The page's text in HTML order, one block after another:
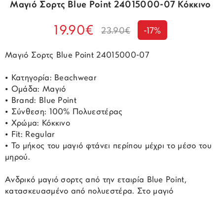
Μαγιό Σορτς Blue Point 24015000-07 Κόκκινο
19.90€ 23.90€ -17%
Μαγιό Σορτς Blue Point 24015000-07
• Κατηγορία: Beachwear
• Ομάδα: Μαγιό
• Brand: Blue Point
• Σύνθεση: 100% Πολυεστέρας
• Χρώμα: Κόκκινο
• Fit: Regular
• Το μήκος του μαγιό φτάνει περίπου μέχρι το μέσο του
μηρού.
Ανδρικό μαγιό σορτς από την εταιρία Blue Point,
κατασκευασμένο από πολυεστέρα. Στο μαγιό